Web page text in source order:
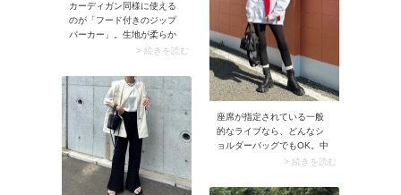
カーディガン同様に使える
のが「フード付きのジップ
パーカー」。生地が柔らか
く気軽に羽織れるので、夜
です。フードを深くかぶっ
てしまえばアイマスク代わ
りにも使えます。
> 続きを読む
座席が指定されている一般
的なライブなら、どんなシ
ョルダーバッグでもOK。中
でもイチ押しは「2WAYのシ
にはもちろんハンドバッグ
> 続きを読む